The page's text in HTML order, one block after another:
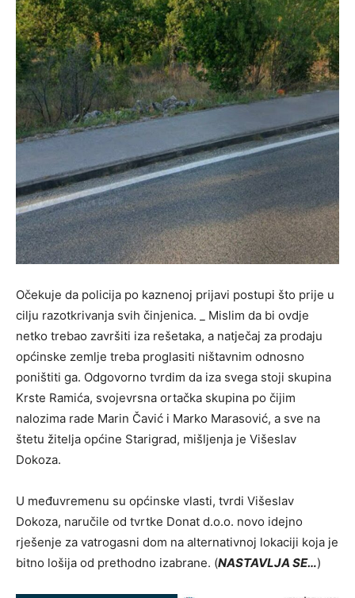
Očekuje da policija po kaznenoj prijavi postupi što prije u
cilju razotkrivanja svih činjenica. _ Mislim da bi ovdje
netko trebao završiti iza rešetaka, a natječaj za prodaju
općinske zemlje treba proglasiti ništavnim odnosno
poništiti ga. Odgovorno tvrdim da iza svega stoji skupina
Krste Ramića, svojevrsna ortačka skupina po čijim
nalozima rade Marin Čavić i Marko Marasović, a sve na
štetu žitelja općine Starigrad, mišljenja je Višeslav
Dokoza.
U međuvremenu su općinske vlasti, tvrdi Višeslav
Dokoza, naručile od tvrtke Donat d.o.o. novo idejno
rješenje za vatrogasni dom na alternativnoj lokaciji koja je
bitno lošija od prethodno izabrane. (NASTAVLJA SE…)